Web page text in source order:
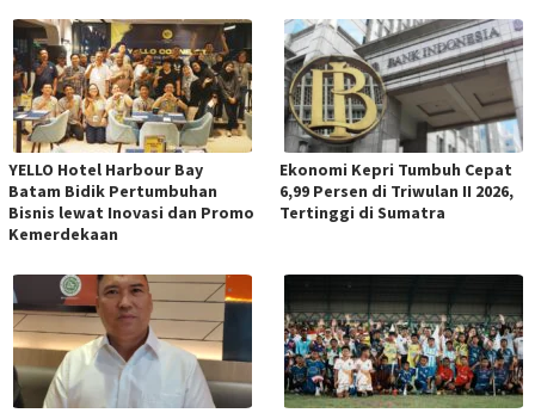
YELLO Hotel Harbour Bay
Batam Bidik Pertumbuhan
Bisnis lewat Inovasi dan Promo
Kemerdekaan
Ekonomi Kepri Tumbuh Cepat
6,99 Persen di Triwulan II 2026,
Tertinggi di Sumatra